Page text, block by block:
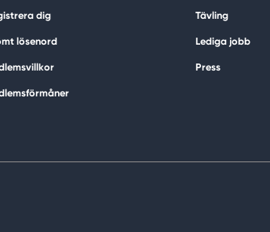
dig
lösenord
Tävling
Lediga jobb
Press